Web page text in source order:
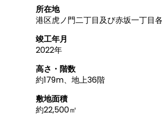
所在地
港区虎ノ門二丁目及び赤坂一丁目
竣工年月
2022年
高さ・階数
約179m、地上36階
敷地面積
約22,500㎡